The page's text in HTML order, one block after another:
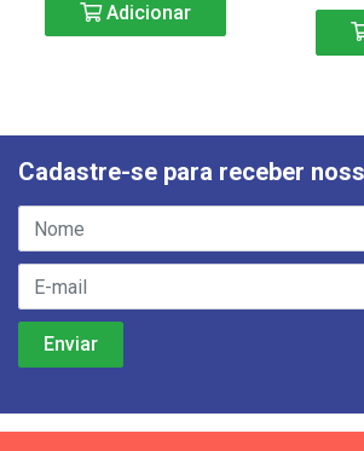
Adicionar
Cadastre-se para receber